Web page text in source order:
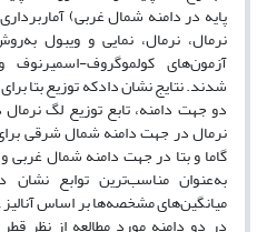
پایه در دامنه شمال غربی)
نرمال، نرمال، نمایی و ویبول
آزمون‌های کولموگروف-
شدند. نتایج نشان دادکه توزیع بتا
دو جهت دامنه، تابع توزیع لگ
نرمال در جهت دامنه شمال شرقی
گاما و بتا در جهت دامنه شمال
به‌عنوان مناسب‌ترین توابع